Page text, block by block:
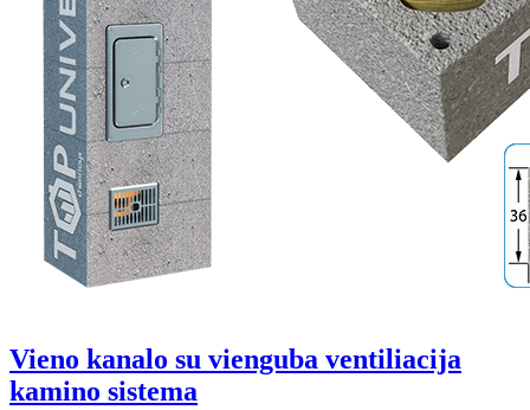
Vieno kanalo su vienguba ventiliacija
kamino sistema